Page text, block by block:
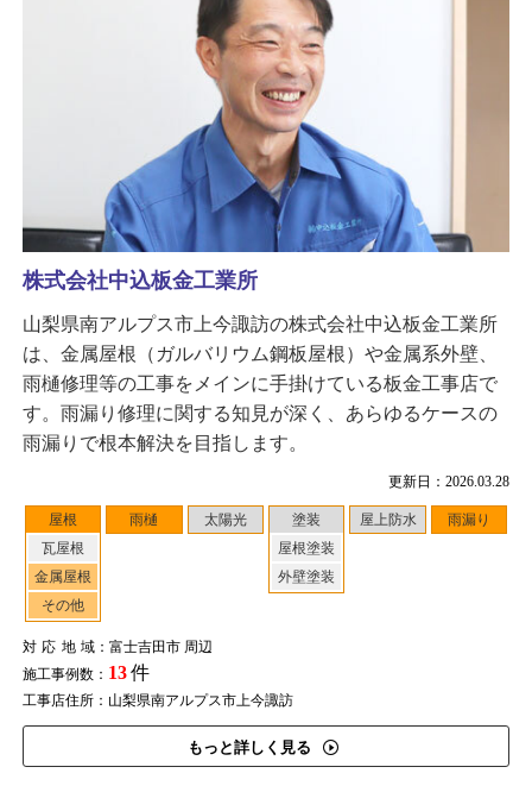
更新日：2026.03.28
屋根
瓦屋根
金属屋根
その他
雨樋 太陽光
塗装
屋根塗装
外壁塗装
屋上防水 雨漏り
対応地域：富士吉田市 周辺
施工事例数： 13件
工事店住所：山梨県南アルプス市上今諏訪
もっと詳しく見る
株式会社中込板金工業所
山梨県南アルプス市上今諏訪の株式会社中込板金工業所
は、金属屋根（ガルバリウム鋼板屋根）や金属系外壁、
雨樋修理等の工事をメインに手掛けている板金工事店で
す。雨漏り修理に関する知見が深く、あらゆるケースの
雨漏りで根本解決を目指します。